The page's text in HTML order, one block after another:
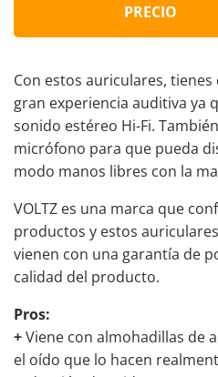
PRECIO
Con estos auriculares,
gran experiencia auditiva ya
sonido estéreo Hi-Fi.
micrófono para que pueda
modo manos libres con la
VOLTZ es una marca que
productos y estos
vienen con una garantía de
calidad del producto.
Pros:
+Viene con almohadillas de
el oído que lo hacen